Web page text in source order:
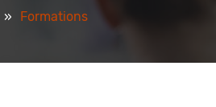
Formations